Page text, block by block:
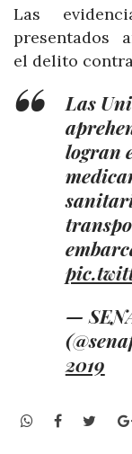
Las
presentados
el delito
Las
logran
—
2019
WhatsApp
Facebook